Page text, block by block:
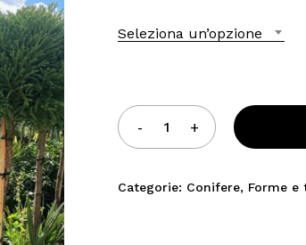
Seleziona un’opzione
Categorie: Conifere, Forme e